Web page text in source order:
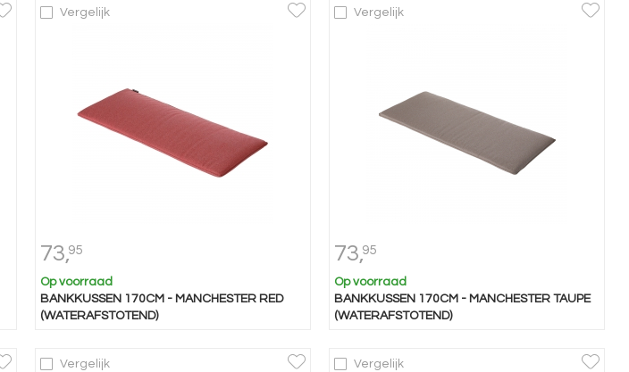
Vergelijk
73,95
Op voorraad
BANKKUSSEN 170CM - MANCHESTER RED
(WATERAFSTOTEND)
Vergelijk
73,95
Op voorraad
BANKKUSSEN 170CM - MANCHESTER TAUPE
(WATERAFSTOTEND)
Vergelijk Vergelijk